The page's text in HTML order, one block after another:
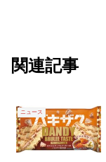
関連記事
ニュース